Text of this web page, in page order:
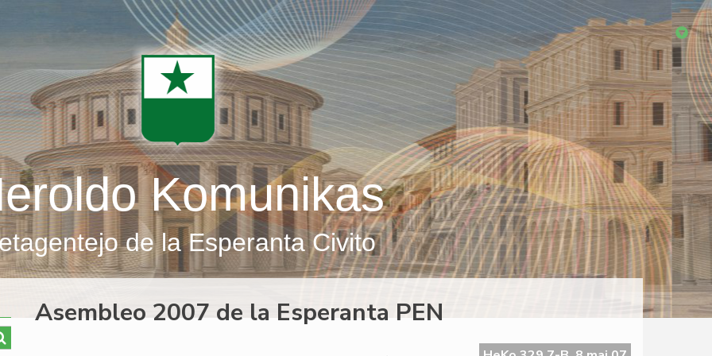
Komunikas
de la Esperanta Civito
Asembleo 2007 de la Esperanta PEN